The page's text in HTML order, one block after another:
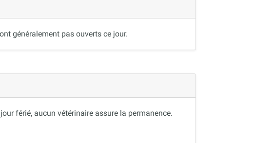
généralement pas ouverts ce jour.
férié, aucun vétérinaire assure la permanence.